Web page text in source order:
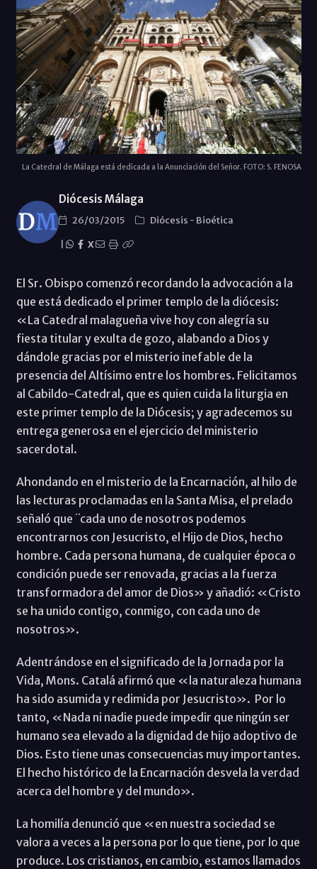
La Catedral de Málaga está dedicada a la Anunciación del Señor. FOTO: S. FENOSA
Diócesis Málaga
26/03/2015 Diócesis - Bioética
X
El Sr. Obispo comenzó recordando la advocación a la
que está dedicado el primer templo de la diócesis:
«La Catedral malagueña vive hoy con alegría su
fiesta titular y exulta de gozo, alabando a Dios y
dándole gracias por el misterio inefable de la
presencia del Altísimo entre los hombres. Felicitamos
al Cabildo-Catedral, que es quien cuida la liturgia en
este primer templo de la Diócesis; y agradecemos su
entrega generosa en el ejercicio del ministerio
sacerdotal.
Ahondando en el misterio de la Encarnación, al hilo de
las lecturas proclamadas en la Santa Misa, el prelado
señaló que ¨cada uno de nosotros podemos
encontrarnos con Jesucristo, el Hijo de Dios, hecho
hombre. Cada persona humana, de cualquier época o
condición puede ser renovada, gracias a la fuerza
transformadora del amor de Dios» y añadió: «Cristo
se ha unido contigo, conmigo, con cada uno de
nosotros».
Adentrándose en el significado de la Jornada por la
Vida, Mons. Catalá afirmó que «la naturaleza humana
ha sido asumida y redimida por Jesucristo». Por lo
tanto, «Nada ni nadie puede impedir que ningún ser
humano sea elevado a la dignidad de hijo adoptivo de
Dios. Esto tiene unas consecuencias muy importantes.
El hecho histórico de la Encarnación desvela la verdad
acerca del hombre y del mundo».
La homilía denunció que «en nuestra sociedad se
valora a veces a la persona por lo que tiene, por lo que
produce. Los cristianos, en cambio, estamos llamados